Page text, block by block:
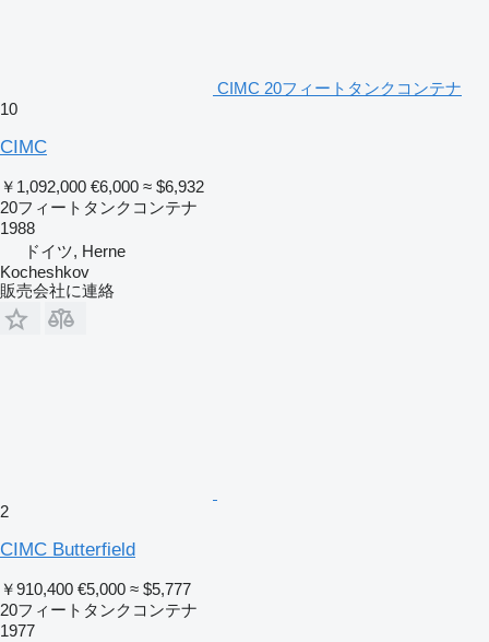
CIMC 20フィートタンクコンテナ
10
CIMC
￥1,092,000 €6,000 ≈ $6,932
20フィートタンクコンテナ
1988
ドイツ, Herne
Kocheshkov
販売会社に連絡
2
CIMC Butterfield
￥910,400 €5,000 ≈ $5,777
20フィートタンクコンテナ
1977